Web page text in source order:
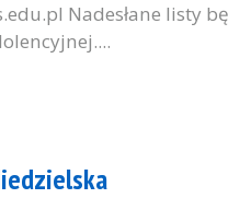
Nadesłane listy